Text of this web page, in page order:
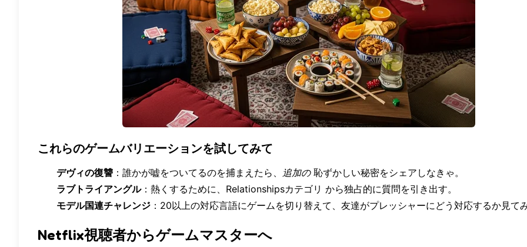
これらのゲームバリエーションを試してみて
デヴィの復讐 ：誰かが嘘をついてるのを捕まえたら、 追加の恥ずかしい秘密をシェアしなきゃ。
ラブトライアングル：熱くするために、 Relationshipsカテゴリ から独占的に質問を引き出す。
モデル国連チャレンジ ：20以上の対応言語にゲームを切り替えて、友達がプレッシャーにどう対応するか見て
Netflix視聴者からゲームマスターへ